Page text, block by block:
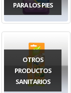
PARA LOS PIES
OTROS
PRODUCTOS
SANITARIOS